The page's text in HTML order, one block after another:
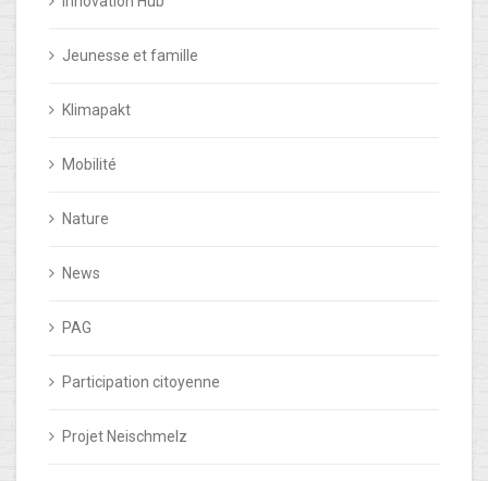
Jeunesse et famille
Klimapakt
Mobilité
Nature
News
PAG
Participation citoyenne
Projet Neischmelz